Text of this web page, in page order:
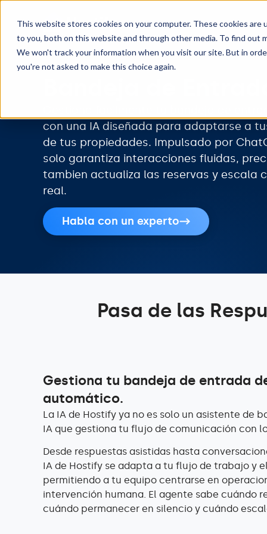
This website stores cookies on your computer. These cookies
to you, both on this website and through other media. To find out
We won't track your information when you visit our site. But in
you're not asked to make this choice again.
con una IA diseñada para adaptarse a
de tus propiedades. Impulsado por
solo garantiza interacciones fluidas,
tambien actualiza las reservas y escala
real.
Habla con un experto
Pasa de las
Gestiona tu bandeja de entrada
automático.
La IA de Hostify ya no es solo un asistente de
IA que gestiona tu flujo de comunicación con
Desde respuestas asistidas hasta
IA de Hostify se adapta a tu flujo de trabajo y
permitiendo a tu equipo centrarse en
intervención humana. El agente sabe cuándo
cuándo permanecer en silencio y cuándo